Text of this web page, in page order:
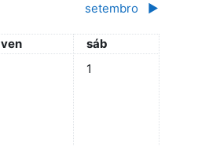
setembro ▶︎
venres
ven sábado
sáb
Non hai eventos,
1